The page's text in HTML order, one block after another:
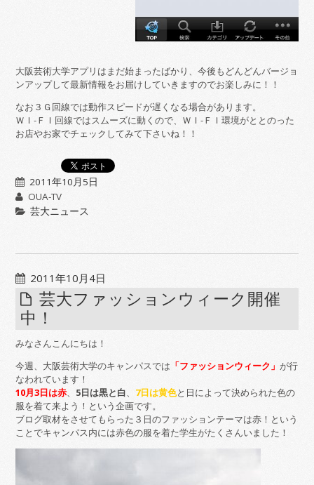
大阪芸術大学アプリはまだ始まったばかり、今後もどんどんバージョ
ンアップして最新情報をお届けしていきますのでお楽しみに！！
なお３Ｇ回線では動作スピードが遅くなる場合があります。
ＷＩ-ＦＩ回線ではスムーズに動くので、ＷＩ-ＦＩ環境がととのった
お店やお家でチェックしてみて下さいね！！
2011年10月5日
OUA-TV
芸大ニュース
2011年10月4日
芸大ファッションウィーク開催
中！
みなさんこんにちは！
今週、大阪芸術大学のキャンパスでは 「ファッションウィーク」が行
なわれています！
10月3日は赤
5日は黒と白 7日は黄色と日によって決められた色の
服を着て来よう！という企画です。
ブログ取材をさせてもらった３日のファッションテーマは赤！という
ことでキャンパス内には赤色の服を着た学生がたくさんいました！